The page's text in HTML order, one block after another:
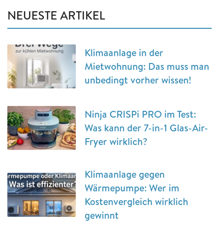
NEUESTE ARTIKEL
Klimaanlage in der
Mietwohnung: Das muss man
unbedingt vorher wissen!
Ninja CRISPi PRO im Test:
Was kann der 7-in-1 Glas-Air-
Fryer wirklich?
Klimaanlage gegen
Wärmepumpe: Wer im
Kostenvergleich wirklich
gewinnt